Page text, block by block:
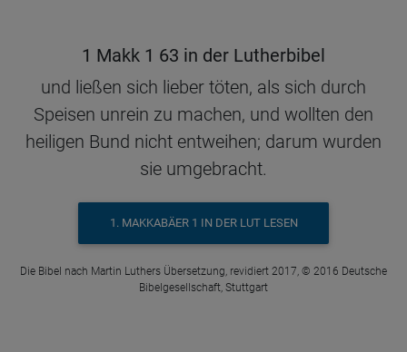
1 Makk 1 63 in der Lutherbibel
und ließen sich lieber töten, als sich durch
Speisen unrein zu machen, und wollten den
heiligen Bund nicht entweihen; darum wurden
sie umgebracht.
1. MAKKABÄER 1 IN DER LUT LESEN
Die Bibel nach Martin Luthers Übersetzung, revidiert 2017, © 2016 Deutsche
Bibelgesellschaft, Stuttgart